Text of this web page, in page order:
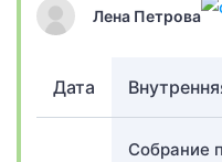
Лена Петрова
Дата
Собрание